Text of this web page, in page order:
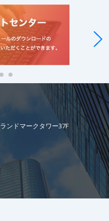
ンドマークタワー37F